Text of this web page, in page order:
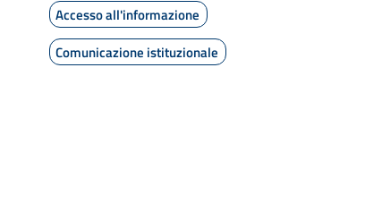
Accesso all'informazione
Comunicazione istituzionale